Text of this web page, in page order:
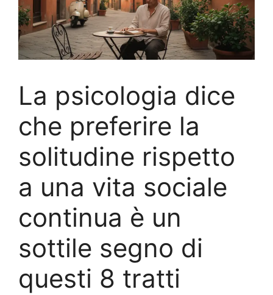
La psicologia dice
che preferire la
solitudine rispetto
a una vita sociale
continua è un
sottile segno di
questi 8 tratti